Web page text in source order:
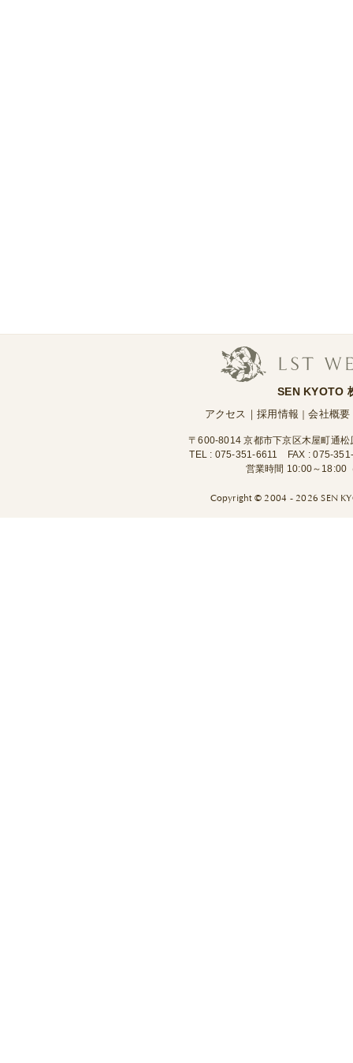
SEN KYOTO
アクセス ｜採用情報 ｜会社概要
〒600-8014 京都市下京区木屋町通
TEL : 075-351-6611
FAX : 075-
営業時間 10:00～18:00
Copyright ©2004 - 2026 SEN